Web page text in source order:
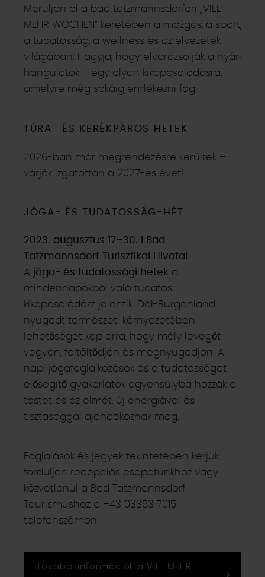
Merüljön el a bad tatzmannsdorferi „VIEL
MEHR WOCHEN” keretében a mozgás, a sport,
a tudatosság, a wellness és az élvezetek
világában. Hagyja, hogy elvarázsolják a nyári
hangulatok – egy olyan kikapcsolódásra,
amelyre még sokáig emlékezni fog.
TÚRA- ÉS KERÉKPÁROS HETEK
2026-ban már megrendezésre kerültek –
várják izgatottan a 2027-es évet!
JÓGA- ÉS TUDATOSSÁG-HÉT
2023. augusztus 17–30. I Bad
Tatzmannsdorf Turisztikai Hivatal
A jóga- és tudatossági hetek a
mindennapokból való tudatos
kikapcsolódást jelentik. Dél-Burgenland
nyugodt természeti környezetében
lehetőséget kap arra, hogy mély levegőt
vegyen, feltöltődjön és megnyugodjon. A
napi jógafoglalkozások és a tudatosságot
elősegítő gyakorlatok egyensúlyba hozzák a
testet és az elmét, új energiával és
tisztasággal ajándékoznak meg.
Foglalások és jegyek tekintetében kérjük,
forduljon recepciós csapatunkhoz vagy
közvetlenül a Bad Tatzmannsdorf
Tourismushoz a +43 03353 7015
telefonszámon.
További információk a VIEL MEHR